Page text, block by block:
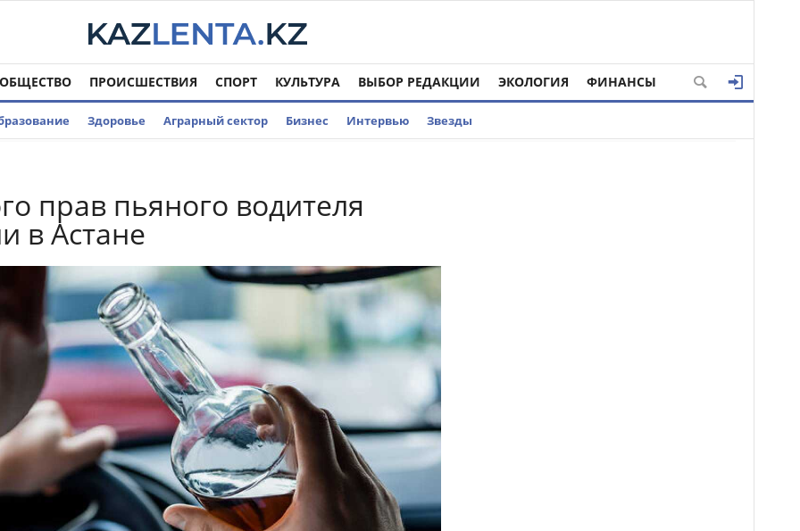
ОБЩЕСТВО ПРОИСШЕСТВИЯ СПОРТ КУЛЬТУРА ВЫБОР РЕДАКЦИИ ЭКОЛОГИЯ ФИНАНСЫ
Здоровье Аграрный сектор Бизнес Интервью Звезды
прав пьяного водителя
в Астане